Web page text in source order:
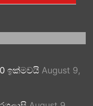
ඉක්මවයි August 9,